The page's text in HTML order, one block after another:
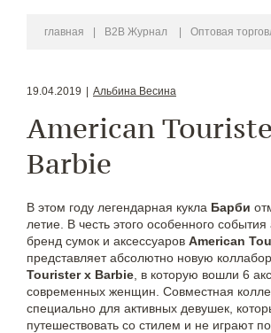
главная B2B Журнал Оптовая
19.04.2019 Альбина Весина
American
Barbie
В этом году легендарная кукла Барби
летие. В честь этого особенного
бренд сумок и аксессуаров American
представляет абсолютно новую
Tourister x Barbie , в которую вошли 6
современных женщин. Совместная
специально для активных девушек,
путешествовать со стилем и не играют